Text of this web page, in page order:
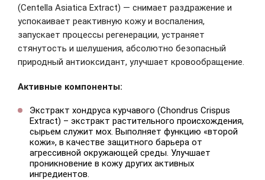
(Centella Asiatica Extract) — снимает раздражение и
успокаивает реактивную кожу и воспаления,
запускает процессы регенерации, устраняет
стянутость и шелушения, абсолютно безопасный
природный антиоксидант, улучшает кровообращение.
Активные компоненты:
Экстракт хондруса курчавого (Chondrus Crispus
Extract) – экстракт растительного происхождения,
сырьем служит мох. Выполняет функцию «второй
кожи», в качестве защитного барьера от
агрессивной окружающей среды. Улучшает
проникновение в кожу других активных
ингредиентов.